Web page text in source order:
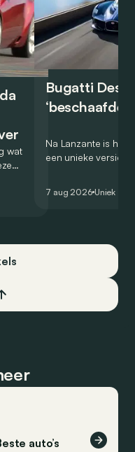
wat
Bugatti
‘beschaafde’
Na Lanzante is het
een unieke versie
7 aug 2026 Uniek
auto’s